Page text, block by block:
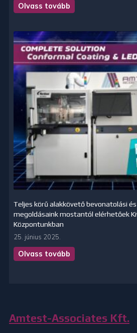
Olvass tovább
Teljes körű alakkövető bevonatolási
megoldásaink mostantól elérhetőek
Központunkban
25. június 2025.
Olvass tovább
Amtest-Associates Kft.